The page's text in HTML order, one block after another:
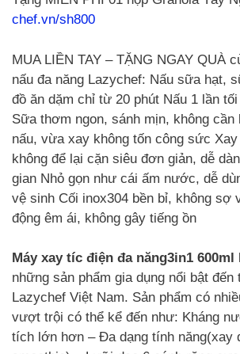
chef.vn/sh800
MUA LIỀN TAY – TẶNG NGAY QUÀ
nấu đa năng Lazychef: Nấu sữa hạt,
đồ ăn dặm chỉ từ 20 phút Nấu 1 lần
Sữa thơm ngon, sánh mịn, không
nấu, vừa xay không tốn công sức
không để lại cặn siêu đơn giản, dễ
gian Nhỏ gọn như cái ấm nước, dễ
vệ sinh Cối inox304 bền bỉ, không sợ
động êm ái, không gây tiếng ồn
Máy xay tíc điện đa năng3in1 600ml
những sản phẩm gia dụng nổi bật
Lazychef Việt Nam. Sản phẩm có
vượt trội có thể kể đến như: Kháng
tích lớn hơn – Đa dạng tính năng(xay